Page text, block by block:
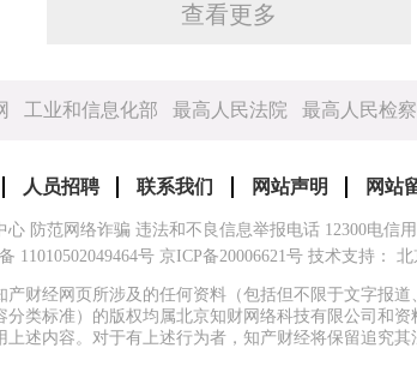
查看更多
工业和信息化部 最高人民法院 最高人民检
人员招聘 联系我们 网站声明 网站
心 防范网络诈骗 违法和不良信息举报电话 12300电信
11010502049464号 京ICP备20006621号 技术支持：
产财经网页所涉及的任何资料（包括但不限于文字报
分类标准）的版权均属北京知财网络科技有限公司和
上述内容。对于有上述行为者，知产财经将保留追究其